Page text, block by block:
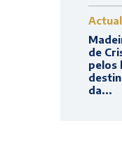
de
pelos
da...